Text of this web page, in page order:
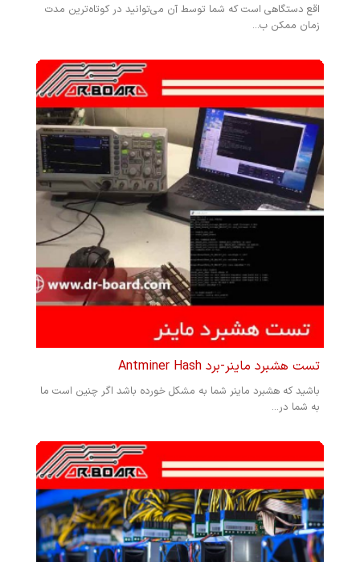
اقع دستگاهی است که شما توسط آن می‌توانید در کوتاه‌ترین مدت
زمان ممکن ب...
تست هشبرد ماینر-برد Antminer Hash
باشید که هشبرد ماینر شما به مشکل خورده باشد اگر چنین است ما
به شما در...